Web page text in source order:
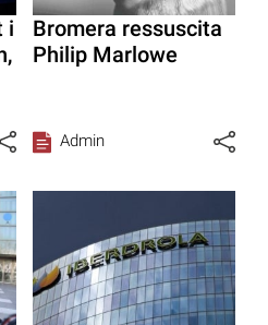
i
Bromera ressuscita
Philip Marlowe
Admin